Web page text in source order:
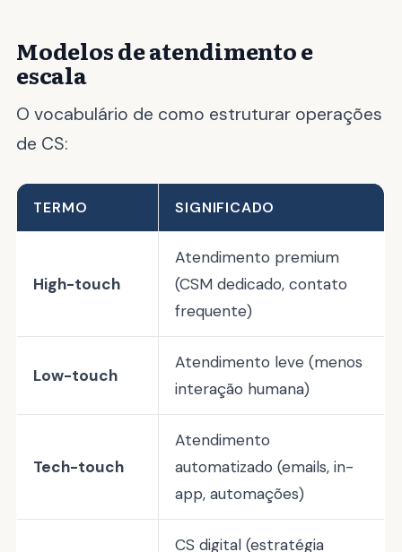
Modelos de atendimento e
escala
O vocabulário de como estruturar operações
de CS:
TERMO SIGNIFICADO
High-touch
Atendimento premium
(CSM dedicado, contato
frequente)
Low-touch
Atendimento leve (menos
interação humana)
Tech-touch
Atendimento
automatizado (emails, in-
app, automações)
CS digital (estratégia